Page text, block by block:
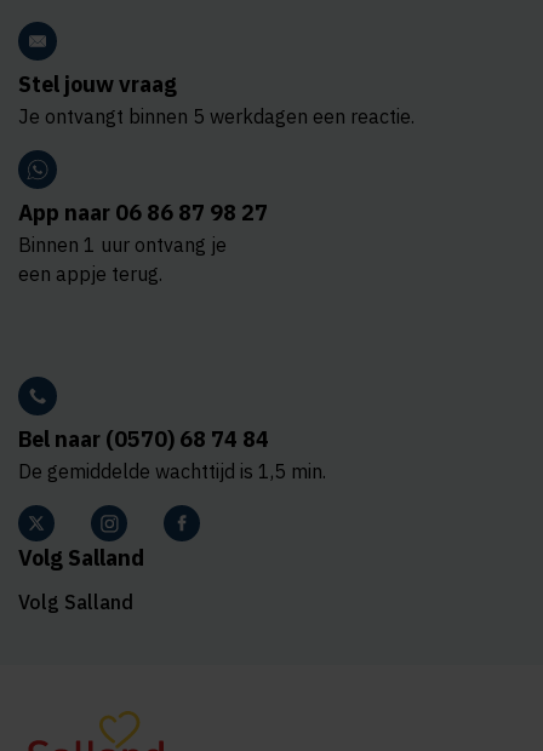
Stel jouw vraag
Je ontvangt binnen 5 werkdagen een reactie.
App naar 06 86 87 98 27
Binnen 1 uur ontvang je
een appje terug.
Bel naar (0570) 68 74 84
De gemiddelde wachttijd is 1,5 min.
Volg Salland
Volg Salland